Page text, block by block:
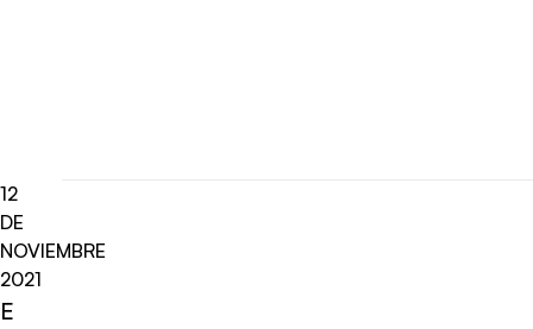
12
DE
NOVIEMBRE
2021
E